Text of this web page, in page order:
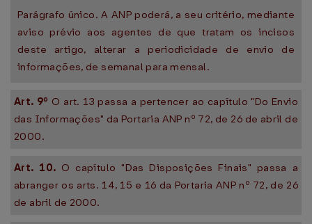
Parágrafo único. A ANP poderá, a seu critério, mediante
aviso prévio aos agentes de que tratam os incisos
deste artigo, alterar a periodicidade de envio de
informações, de semanal para mensal.
Art. 9º O art. 13 passa a pertencer ao capítulo "Do Envio
das Informações" da Portaria ANP nº 72, de 26 de abril de
2000.
Art. 10. O capítulo "Das Disposições Finais" passa a
abranger os arts. 14, 15 e 16 da Portaria ANP nº 72, de 26
de abril de 2000.